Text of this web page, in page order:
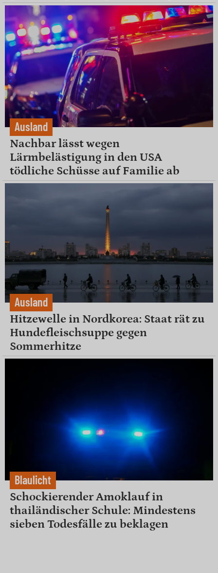
Ausland
Nachbar lässt wegen
Lärmbelästigung in den USA
tödliche Schüsse auf Familie ab
Ausland
Hitzewelle in Nordkorea: Staat rät zu
Hundefleischsuppe gegen
Sommerhitze
Blaulicht
Schockierender Amoklauf in
thailändischer Schule: Mindestens
sieben Todesfälle zu beklagen